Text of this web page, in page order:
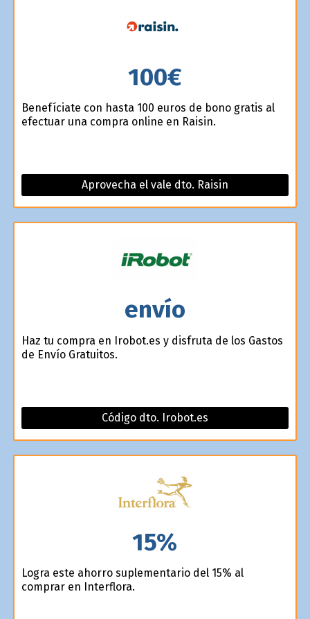
100€
Benefíciate con hasta 100 euros de bono gratis al
efectuar una compra online en Raisin.
Aprovecha el vale dto. Raisin
envío
Haz tu compra en Irobot.es y disfruta de los Gastos
de Envío Gratuitos.
Código dto. Irobot.es
15%
Logra este ahorro suplementario del 15% al
comprar en Interflora.